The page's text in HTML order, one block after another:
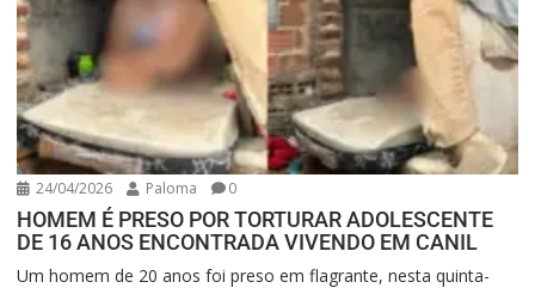
24/04/2026 Paloma 0
HOMEM É PRESO POR TORTURAR ADOLESCENTE
DE 16 ANOS ENCONTRADA VIVENDO EM CANIL
Um homem de 20 anos foi preso em flagrante, nesta quinta-